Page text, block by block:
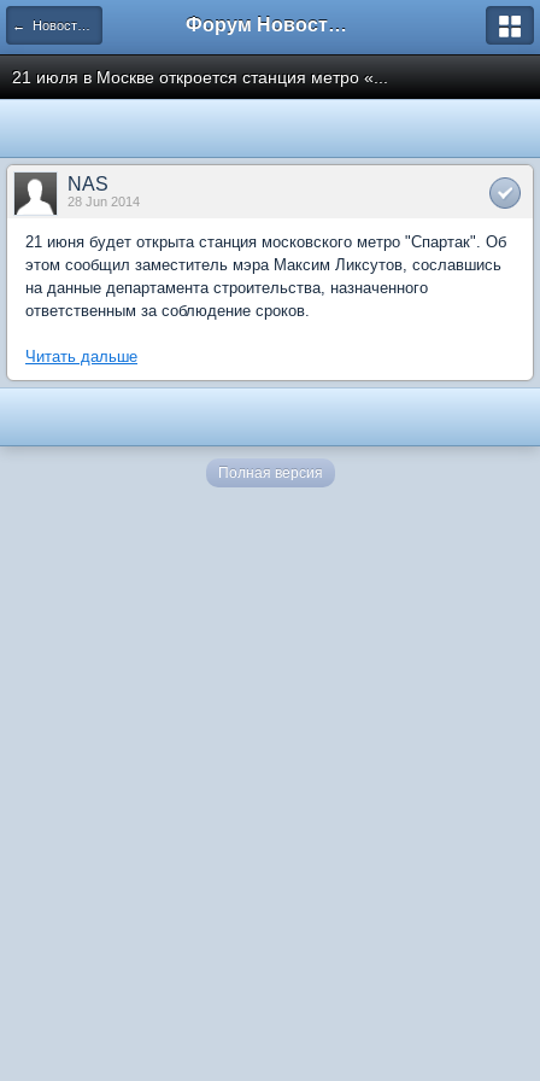
← Новости рынка недвижимости Форум Новостройки
21 июля в Москве откроется станция метро «...
NAS
28 Jun 2014
21 июня будет открыта станция московского метро "Спартак". Об
этом сообщил заместитель мэра Максим Ликсутов, сославшись
на данные департамента строительства, назначенного
ответственным за соблюдение сроков.
Читать дальше
Полная версия